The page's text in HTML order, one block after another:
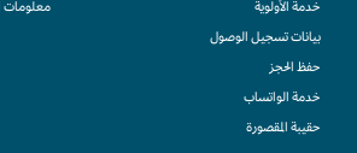
خدمة الأولوية
بيانات تسجيل الوصول
حفظ الحجز
خدمة الواتساب
حقيبة المقصورة
معلومات